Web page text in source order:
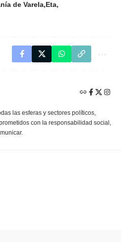
de Varela Eta
las esferas y sectores políticos,
con la responsabilidad social,